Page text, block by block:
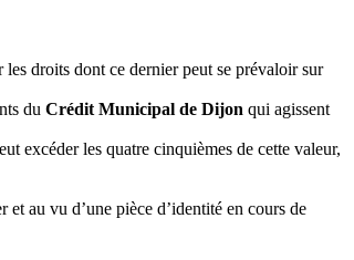
droits dont ce dernier peut se prévaloir sur
du Crédit Municipal de Dijon qui agissent
excéder les quatre cinquièmes de cette valeur,
au vu d’une pièce d’identité en cours de